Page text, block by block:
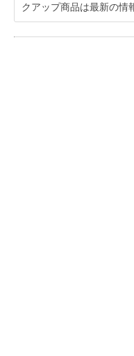
クアップ商品は最新の情